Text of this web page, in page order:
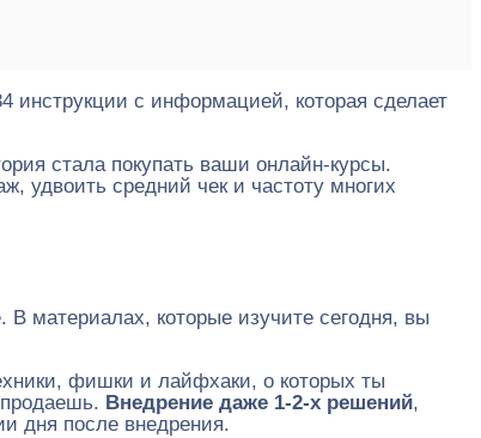
инструкции с информацией, которая сделает
стала покупать ваши онлайн-курсы.
удвоить средний чек и частоту многих
материалах, которые изучите сегодня, вы
фишки и лайфхаки, о которых ты
Внедрение даже 1-2-х решений,
дня после внедрения.